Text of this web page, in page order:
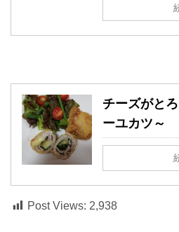
チーズがと
ーユカツ～
Post Views: 2,938